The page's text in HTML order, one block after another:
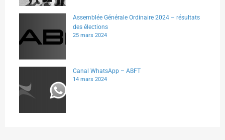
Assemblée Générale Ordinaire 2024 – résultats
des élections
25 mars 2024
Canal WhatsApp – ABFT
14 mars 2024